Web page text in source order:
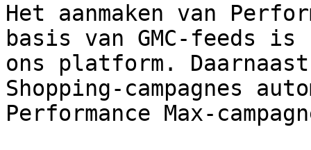
Het aanmaken van
basis van GMC-feeds is
ons platform.
Shopping-campagnes
Performance Max-